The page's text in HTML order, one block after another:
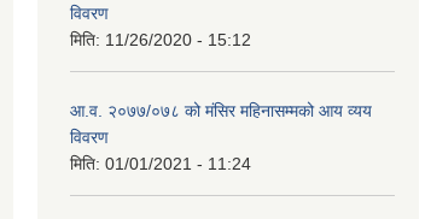
विवरण
मिति: 11/26/2020 - 15:12
आ.व. २०७७/०७८ को मंसिर महिनासम्मको आय व्यय
विवरण
मिति: 01/01/2021 - 11:24